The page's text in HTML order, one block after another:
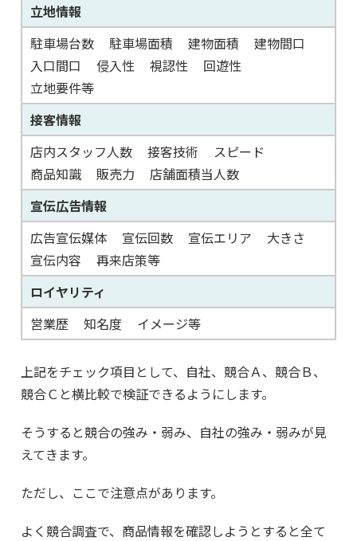
立地情報
駐車場台数
駐車場面積 建物面積
建物間口
入口間口
侵入性 視認性
回遊性
立地要件等
接客情報
店内スタッフ人数
接客技術
スピード
商品知識
販売力
店舗面積当人数
宣伝広告情報
広告宣伝媒体
宣伝回数 宣伝エリア
大きさ
宣伝内容
再来店策等
ロイヤリティ
営業歴
知名度 イメージ等
上記をチェック項目として、自社、競合Ａ、競合Ｂ、
競合Ｃと横比較で検証できるようにします。
そうすると競合の強み・弱み、自社の強み・弱みが見
えてきます。
ただし、ここで注意点があります。
よく競合調査で、商品情報を確認しようとすると全て